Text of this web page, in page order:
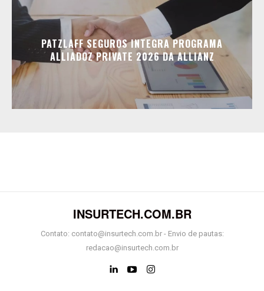
PATZLAFF SEGUROS INTEGRA PROGRAMA
ALLIADOZ PRIVATE 2026 DA ALLIANZ
INSURTECH.COM.BR
Contato: contato@insurtech.com.br - Envio de pautas:
redacao@insurtech.com.br